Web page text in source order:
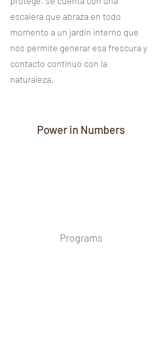
escalera que abraza en todo
momento a un jardín interno que
nos permite generar esa frescura y
contacto continuo con la
naturaleza.
Power in Numbers
Programs